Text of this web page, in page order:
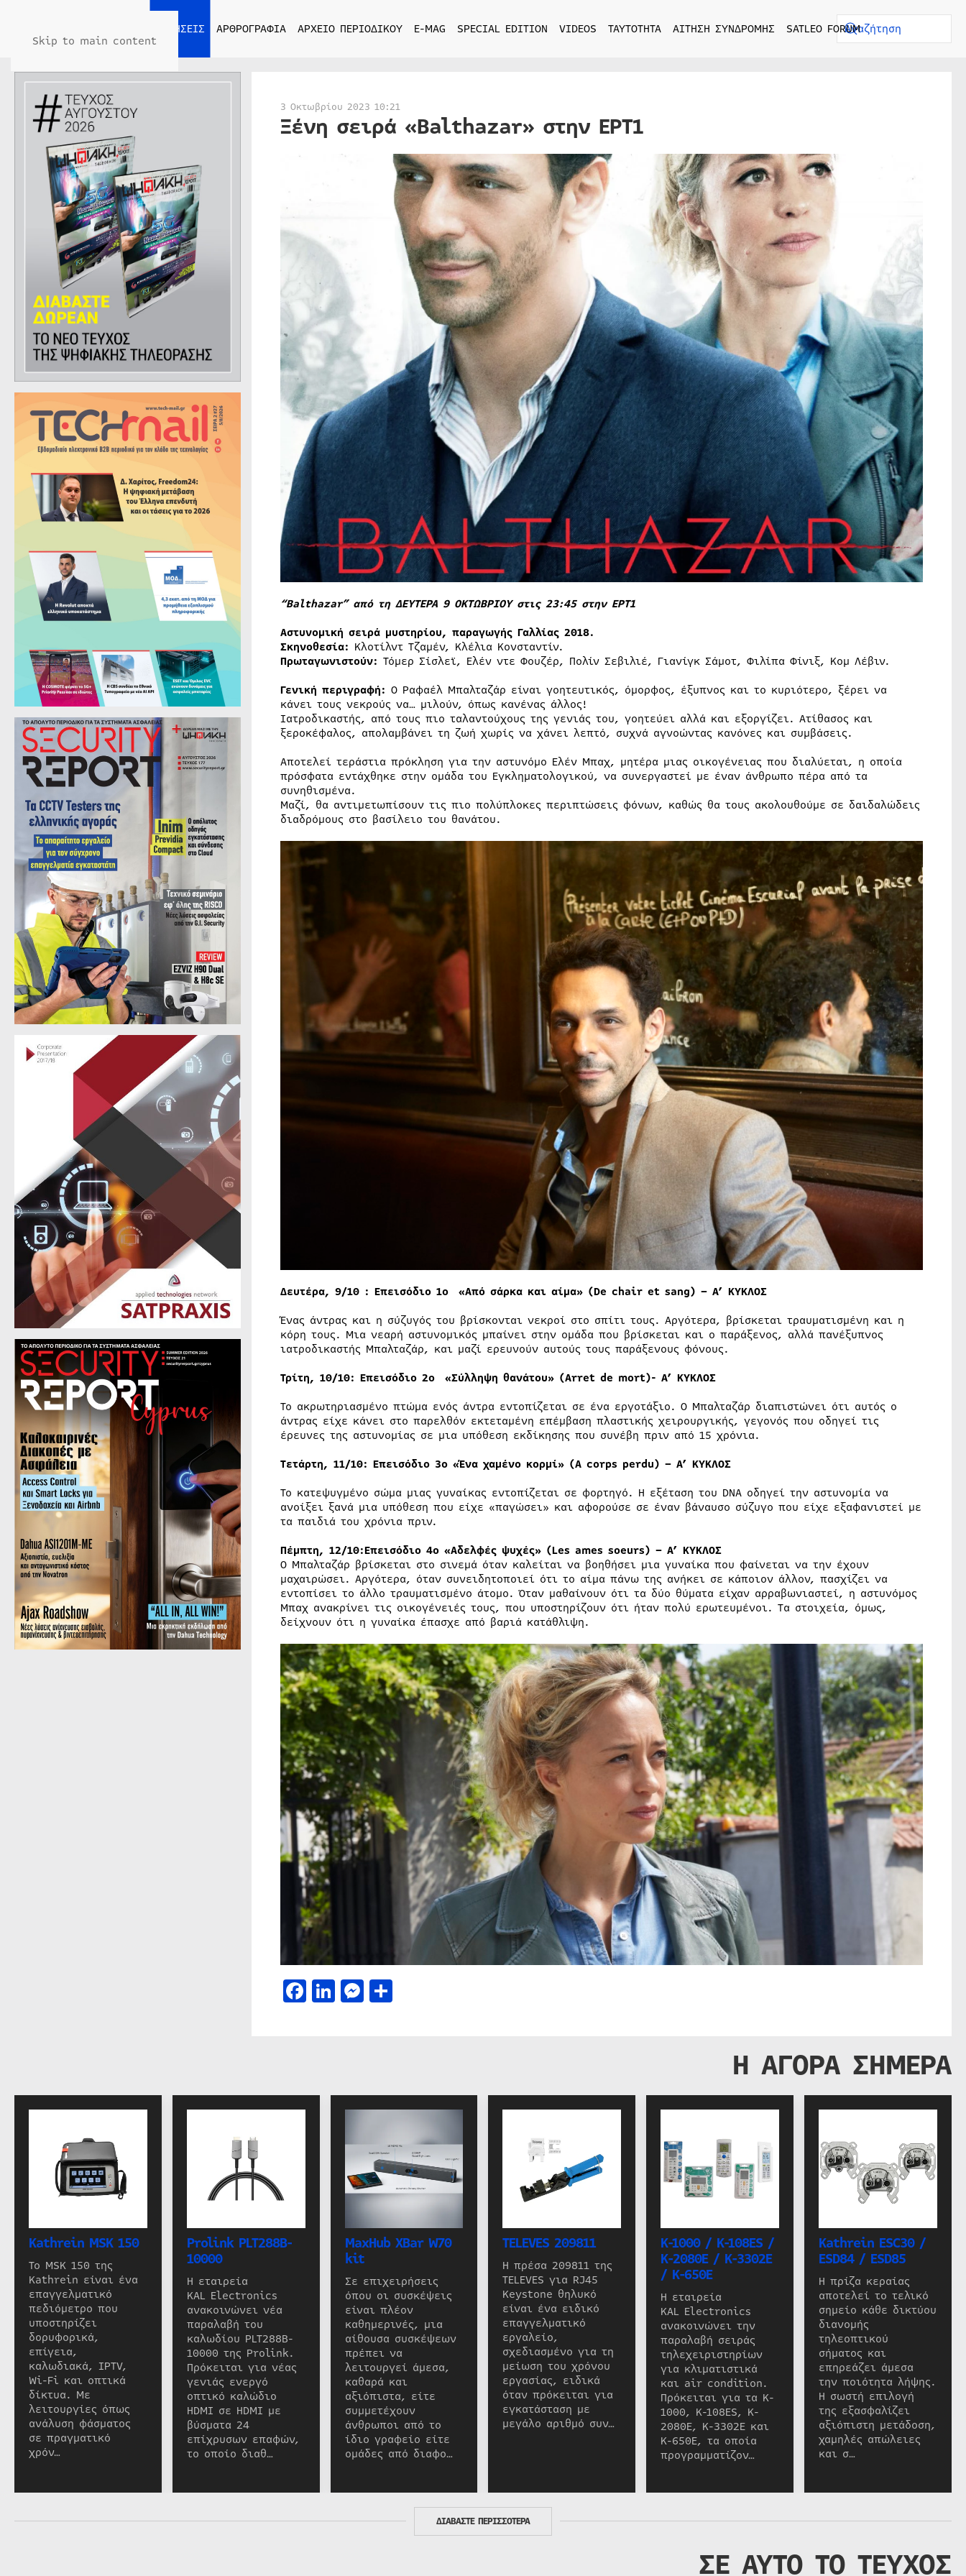
Skip to main content
ΕΙΔΗΣΕΙΣ ΑΡΘΡΟΓΡΑΦΙΑ ΑΡΧΕΙΟ ΠΕΡΙΟΔΙΚΟΥ E-MAG SPECIAL EDITION VIDEOS ΤΑΥΤΟΤΗΤΑ ΑΙΤΗΣΗ ΣΥΝΔΡΟΜΗΣ SATLEO FORUM
3 Οκτωβρίου 2023 10:21
Ξένη σειρά «Balthazar» στην ΕΡΤ1
“Balthazar” από τη ΔΕΥΤΕΡΑ 9 ΟΚΤΩΒΡΙΟΥ στις 23:45 στην ΕΡΤ1
Αστυνομική σειρά μυστηρίου, παραγωγής Γαλλίας 2018.
Σκηνοθεσία: Κλοτίλντ Τζαμέν, Κλέλια Κονσταντίν.
Πρωταγωνιστούν: Τόμερ Σίσλεϊ, Ελέν ντε Φουζέρ, Πολίν Σεβιλιέ, Γιανίγκ Σάμοτ, Φιλίπα Φίνιξ, Κομ Λέβιν.
Γενική περιγραφή: Ο Ραφαέλ Μπαλταζάρ είναι γοητευτικός, όμορφος, έξυπνος και το κυριότερο, ξέρει να
κάνει τους νεκρούς να… μιλούν, όπως κανένας άλλος!
Ιατροδικαστής, από τους πιο ταλαντούχους της γενιάς του, γοητεύει αλλά και εξοργίζει. Ατίθασος και
ξεροκέφαλος, απολαμβάνει τη ζωή χωρίς να χάνει λεπτό, συχνά αγνοώντας κανόνες και συμβάσεις.
Αποτελεί τεράστια πρόκληση για την αστυνόμο Ελέν Μπαχ, μητέρα μιας οικογένειας που διαλύεται, η οποία
πρόσφατα εντάχθηκε στην ομάδα του Εγκληματολογικού, να συνεργαστεί με έναν άνθρωπο πέρα από τα
συνηθισμένα.
Μαζί, θα αντιμετωπίσουν τις πιο πολύπλοκες περιπτώσεις φόνων, καθώς θα τους ακολουθούμε σε δαιδαλώδεις
διαδρόμους στο βασίλειο του θανάτου.
Δευτέρα, 9/10 : Επεισόδιο 1ο «Από σάρκα και αίμα» (De chair et sang) – Α’ ΚΥΚΛΟΣ
Ένας άντρας και η σύζυγός του βρίσκονται νεκροί στο σπίτι τους. Αργότερα, βρίσκεται τραυματισμένη και η
κόρη τους. Μια νεαρή αστυνομικός μπαίνει στην ομάδα που βρίσκεται και ο παράξενος, αλλά πανέξυπνος
ιατροδικαστής Μπαλταζάρ, και μαζί ερευνούν αυτούς τους παράξενους φόνους.
Τρίτη, 10/10: Επεισόδιο 2ο «Σύλληψη θανάτου» (Arret de mort)- Α’ ΚΥΚΛΟΣ
Το ακρωτηριασμένο πτώμα ενός άντρα εντοπίζεται σε ένα εργοτάξιο. Ο Μπαλταζάρ διαπιστώνει ότι αυτός ο
άντρας είχε κάνει στο παρελθόν εκτεταμένη επέμβαση πλαστικής χειρουργικής, γεγονός που οδηγεί τις
έρευνες της αστυνομίας σε μια υπόθεση εκδίκησης που συνέβη πριν από 15 χρόνια.
Tετάρτη, 11/10: Επεισόδιο 3ο «Ένα χαμένο κορμί» (A corps perdu) – Α’ ΚΥΚΛΟΣ
Το κατεψυγμένο σώμα μιας γυναίκας εντοπίζεται σε φορτηγό. Η εξέταση του DNA οδηγεί την αστυνομία να
ανοίξει ξανά μια υπόθεση που είχε «παγώσει» και αφορούσε σε έναν βάναυσο σύζυγο που είχε εξαφανιστεί με
τα παιδιά του χρόνια πριν.
Πέμπτη, 12/10:Επεισόδιο 4ο «Αδελφές ψυχές» (Les ames soeurs) – Α’ ΚΥΚΛΟΣ
Ο Μπαλταζάρ βρίσκεται στο σινεμά όταν καλείται να βοηθήσει μια γυναίκα που φαίνεται να την έχουν
μαχαιρώσει. Αργότερα, όταν συνειδητοποιεί ότι το αίμα πάνω της ανήκει σε κάποιον άλλον, πασχίζει να
εντοπίσει το άλλο τραυματισμένο άτομο. Όταν μαθαίνουν ότι τα δύο θύματα είχαν αρραβωνιαστεί, η αστυνόμος
Μπαχ ανακρίνει τις οικογένειές τους, που υποστηρίζουν ότι ήταν πολύ ερωτευμένοι. Τα στοιχεία, όμως,
δείχνουν ότι η γυναίκα έπασχε από βαριά κατάθλιψη.
Facebook
LinkedIn
Messenger
Μοιραστείτε
Η ΑΓΟΡΑ ΣΗΜΕΡΑ
Kathrein MSK 150
Το MSK 150 της
Kathrein είναι ένα
επαγγελματικό
πεδιόμετρο που
υποστηρίζει
δορυφορικά,
επίγεια,
καλωδιακά, IPTV,
Wi-Fi και οπτικά
δίκτυα. Με
λειτουργίες όπως
ανάλυση φάσματος
σε πραγματικό
χρόν…
Prolink PLT288B-
10000
Η εταιρεία
KAL Electronics
ανακοινώνει νέα
παραλαβή του
καλωδίου PLT288B-
10000 της Prolink.
Πρόκειται για νέας
γενιάς ενεργό
οπτικό καλώδιο
HDMI σε HDMI με
βύσματα 24
επίχρυσων επαφών,
το οποίο διαθ…
MaxHub XBar W70
kit
Σε επιχειρήσεις
όπου οι συσκέψεις
είναι πλέον
καθημερινές, μια
αίθουσα συσκέψεων
πρέπει να
λειτουργεί άμεσα,
καθαρά και
αξιόπιστα, είτε
συμμετέχουν
άνθρωποι από το
ίδιο γραφείο είτε
ομάδες από διαφο…
TELEVES 209811
Η πρέσα 209811 της
TELEVES για RJ45
Keystone θηλυκό
είναι ένα ειδικό
επαγγελματικό
εργαλείο,
σχεδιασμένο για τη
μείωση του χρόνου
εργασίας, ειδικά
όταν πρόκειται για
εγκατάσταση με
μεγάλο αριθμό συν…
K-1000 / K-108ES /
K-2080E / K-3302E
/ K-650E
Η εταιρεία
KAL Electronics
ανακοινώνει την
παραλαβή σειράς
τηλεχειριστηρίων
για κλιματιστικά
και air condition.
Πρόκειται για τα K-
1000, K-108ES, K-
2080E, K-3302E και
K-650E, τα οποία
προγραμματίζον…
Kathrein ESC30 /
ESD84 / ESD85
Η πρίζα κεραίας
αποτελεί το τελικό
σημείο κάθε δικτύου
διανομής
τηλεοπτικού
σήματος και
επηρεάζει άμεσα
την ποιότητα λήψης.
Η σωστή επιλογή
της εξασφαλίζει
αξιόπιστη μετάδοση,
χαμηλές απώλειες
και σ…
ΔΙΑΒΑΣΤΕ ΠΕΡΙΣΣΟΤΕΡΑ
ΣΕ ΑΥΤΟ ΤΟ ΤΕΥΧΟΣ